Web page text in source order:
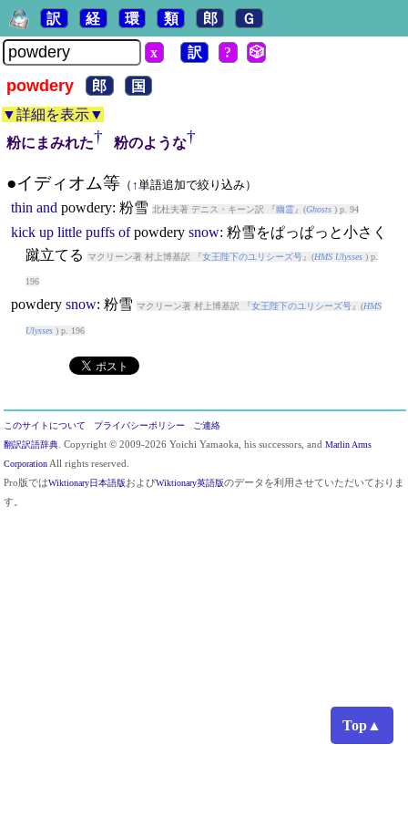
Top▲
訳 経 環 類 郎 Ｇ
x 訳 ? 🎲
powdery 郎
国
▼詳細を表示▼
粉にまみれた† 粉のような†
●イディオム等（ ↑単語追加で絞り込み）
thin and powdery: 粉雪 北杜夫著 デニス・キーン訳 『幽霊』(Ghosts) p. 94
kick up little puffs of powdery snow: 粉雪をぱっぱっと小さく
蹴立てる
マクリーン著 村上博基訳 『女王陛下のユリシーズ号』(HMS Ulysses) p.
196
powdery snow: 粉雪 マクリーン著 村上博基訳 『女王陛下のユリシーズ号』(HMS
Ulysses) p. 196
このサイトについて プライバシーポリシー
ご連絡
翻訳訳語辞典. Copyright © 2009-2026 Yoichi Yamaoka, his successors, and Marlin Arms
CorporationAll rights reserved.
Pro版ではWiktionary日本語版およびWiktionary英語版のデータを利用させていただいておりま
す。